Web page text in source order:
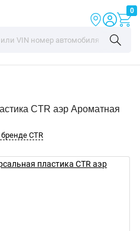
0
CTR аэр Ароматная
CTR